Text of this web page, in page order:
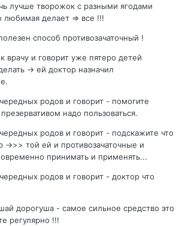
лучше творожок с разными ягодами
делает => все !!!
способ противозачаточный !
врачу и говорит уже пятеро детей
-> ей доктор назначил
родов и говорит - помогите
надо пользоваться.
родов и говорит - подскажите что
->>> той ей и противозачаточные и
принимать и применять...
родов и говорит - доктор что
дорогуша - самое сильное средство это
регулярно !!!